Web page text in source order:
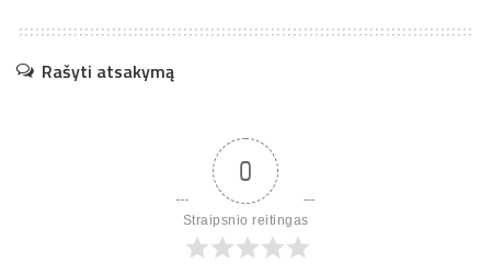
Rašyti atsakymą
0
Straipsnio reitingas